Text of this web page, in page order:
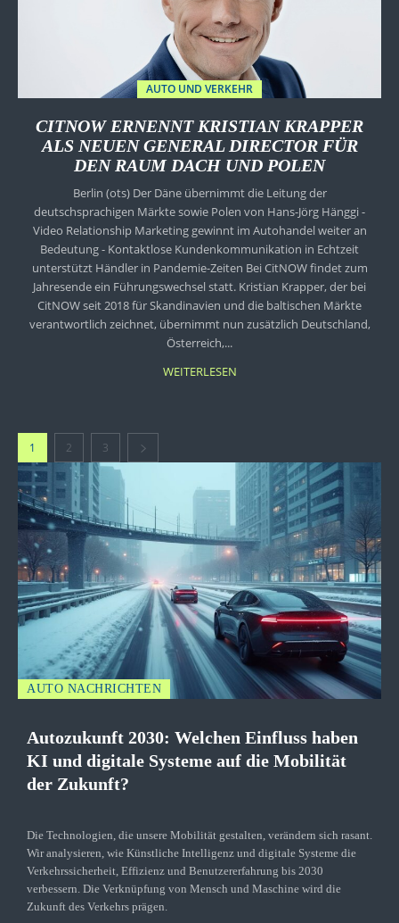
AUTO UND VERKEHR
CITNOW ERNENNT KRISTIAN KRAPPER
ALS NEUEN GENERAL DIRECTOR FÜR
DEN RAUM DACH UND POLEN
Berlin (ots) Der Däne übernimmt die Leitung der
deutschsprachigen Märkte sowie Polen von Hans-Jörg Hänggi -
Video Relationship Marketing gewinnt im Autohandel weiter an
Bedeutung - Kontaktlose Kundenkommunikation in Echtzeit
unterstützt Händler in Pandemie-Zeiten Bei CitNOW findet zum
Jahresende ein Führungswechsel statt. Kristian Krapper, der bei
CitNOW seit 2018 für Skandinavien und die baltischen Märkte
verantwortlich zeichnet, übernimmt nun zusätzlich Deutschland,
Österreich,...
WEITERLESEN
1 2 3
AUTO NACHRICHTEN
Autozukunft 2030: Welchen Einfluss haben
KI und digitale Systeme auf die Mobilität
der Zukunft?
Die Technologien, die unsere Mobilität gestalten, verändern sich rasant.
Wir analysieren, wie Künstliche Intelligenz und digitale Systeme die
Verkehrssicherheit, Effizienz und Benutzererfahrung bis 2030
verbessern. Die Verknüpfung von Mensch und Maschine wird die
Zukunft des Verkehrs prägen.